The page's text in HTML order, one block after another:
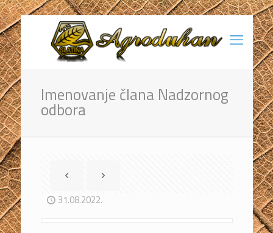
Imenovanje člana Nadzornog
odbora
31.08.2022.